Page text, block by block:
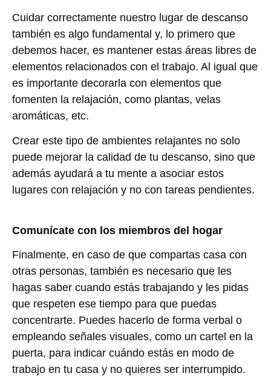
Cuidar correctamente nuestro lugar de descanso
también es algo fundamental y, lo primero que
debemos hacer, es mantener estas áreas libres de
elementos relacionados con el trabajo. Al igual que
es importante decorarla con elementos que
fomenten la relajación, como plantas, velas
aromáticas, etc.
Crear este tipo de ambientes relajantes no solo
puede mejorar la calidad de tu descanso, sino que
además ayudará a tu mente a asociar estos
lugares con relajación y no con tareas pendientes.
Comunícate con los miembros del hogar
Finalmente, en caso de que compartas casa con
otras personas, también es necesario que les
hagas saber cuando estás trabajando y les pidas
que respeten ese tiempo para que puedas
concentrarte. Puedes hacerlo de forma verbal o
empleando señales visuales, como un cartel en la
puerta, para indicar cuándo estás en modo de
trabajo en tu casa y no quieres ser interrumpido.